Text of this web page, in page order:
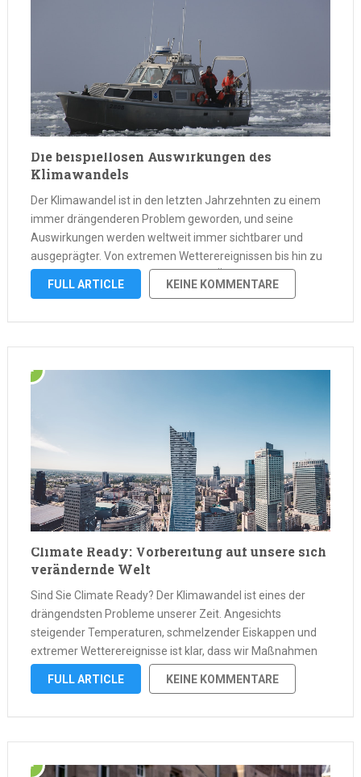
Die beispiellosen Auswirkungen des
Klimawandels
Der Klimawandel ist in den letzten Jahrzehnten zu einem
immer drängenderen Problem geworden, und seine
Auswirkungen werden weltweit immer sichtbarer und
ausgeprägter. Von extremen Wetterereignissen bis hin zu
langfristigen Veränderungen lokaler Ökosysteme sind die
Auswirkungen des Klimawandels überall zu sehen – von
FULL ARTICLE KEINE KOMMENTARE
Climate Ready: Vorbereitung auf unsere sich
verändernde Welt
Sind Sie Climate Ready? Der Klimawandel ist eines der
drängendsten Probleme unserer Zeit. Angesichts
steigender Temperaturen, schmelzender Eiskappen und
extremer Wetterereignisse ist klar, dass wir Maßnahmen
ergreifen müssen, um uns auf eine sich verändernde Welt
vorzubereiten. Die gute Nachricht ist, dass es Schritte gibt,
FULL ARTICLE KEINE KOMMENTARE